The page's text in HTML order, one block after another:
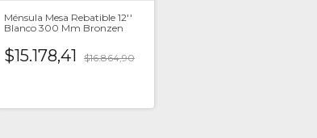
Ménsula Mesa Rebatible 12''
Blanco 300 Mm Bronzen
$15.178,41 $16.864,90